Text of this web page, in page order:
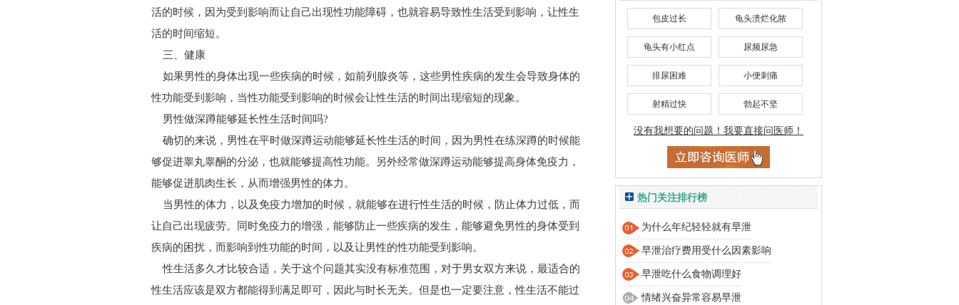
活的时候，因为受到影响而让自己出现性功能障碍，也就容易导致性生活受到影响，让性生
活的时间缩短。
三、健康
如果男性的身体出现一些疾病的时候，如前列腺炎等，这些男性疾病的发生会导致身体的
性功能受到影响，当性功能受到影响的时候会让性生活的时间出现缩短的现象。
男性做深蹲能够延长性生活时间吗?
确切的来说，男性在平时做深蹲运动能够延长性生活的时间，因为男性在练深蹲的时候能
够促进睾丸睾酮的分泌，也就能够提高性功能。另外经常做深蹲运动能够提高身体免疫力，
能够促进肌肉生长，从而增强男性的体力。
当男性的体力，以及免疫力增加的时候，就能够在进行性生活的时候，防止体力过低，而
让自己出现疲劳。同时免疫力的增强，能够防止一些疾病的发生，能够避免男性的身体受到
疾病的困扰，而影响到性功能的时间，以及让男性的性功能受到影响。
性生活多久才比较合适，关于这个问题其实没有标准范围，对于男女双方来说，最适合的
性生活应该是双方都能得到满足即可，因此与时长无关。但是也一定要注意，性生活不能过
包皮过长 龟头溃烂化脓
龟头有小红点 尿频尿急
排尿困难 小便刺痛
射精过快 勃起不坚
没有我想要的问题！我要直接问医师！
热门关注排行榜
为什么年纪轻轻就有早泄
早泄治疗费用受什么因素影响
早泄吃什么食物调理好
情绪兴奋异常容易早泄